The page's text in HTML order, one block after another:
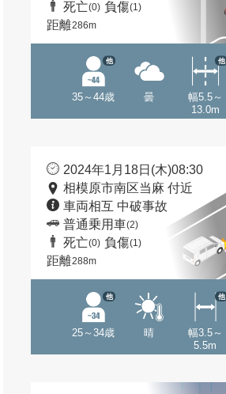
死亡(0) 負傷(1)
距離286m
35～44歳
他
曇
幅5.5～
13.0m
他
2024年1月18日(木)08:30
相模原市南区当麻 付近
車両相互 中破事故
普通乗用車(2)
死亡(0) 負傷(1)
距離288m
25～34歳
他
晴
幅3.5～
5.5m
他